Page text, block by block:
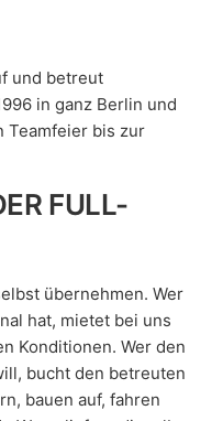
und betreut
in ganz Berlin und
Teamfeier bis zur
FULL-
übernehmen. Wer
hat, mietet bei uns
Konditionen. Wer den
bucht den betreuten
bauen auf, fahren